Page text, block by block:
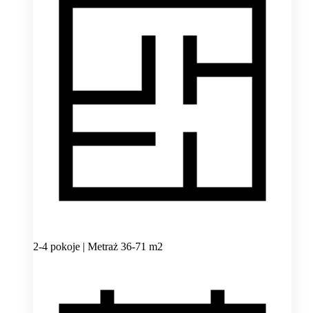
2-4 pokoje | Metraż 36-71 m2